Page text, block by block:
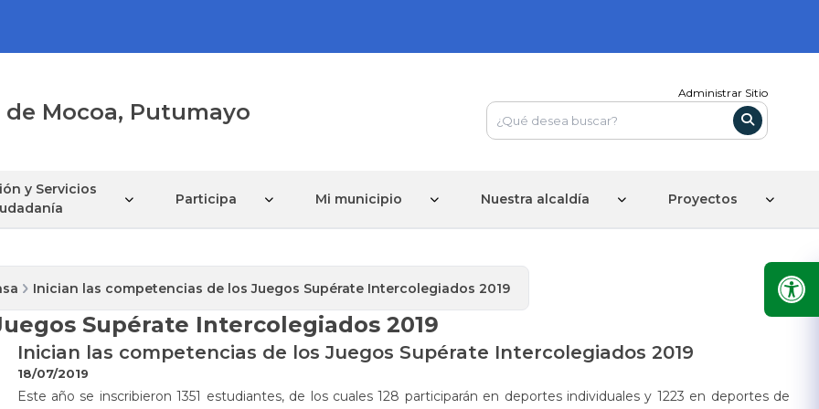
Mocoa, Putumayo
Administrar Sitio
y Servicios
Participa Mi municipio Nuestra alcaldía Proyectos
Inician las competencias de los Juegos Supérate Intercolegiados 2019
Supérate Intercolegiados 2019
Inician las competencias de los Juegos Supérate Intercolegiados 2019
18/07/2019
​Este año se inscribieron 1351 estudiantes, de los cuales 128 participarán en deportes individuales y 1223 en deportes de